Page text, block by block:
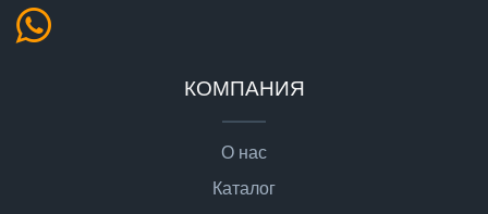
КОМПАНИЯ
О нас
Каталог